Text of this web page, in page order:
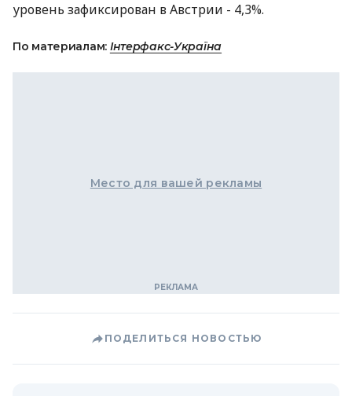
уровень зафиксирован в Австрии - 4,3%.
По материалам: Інтерфакс-Україна
Место для вашей рекламы
ПОДЕЛИТЬСЯ НОВОСТЬЮ